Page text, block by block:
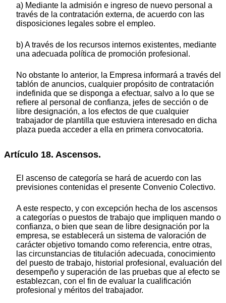
a) Mediante la admisión e ingreso de nuevo personal a
través de la contratación externa, de acuerdo con las
disposiciones legales sobre el empleo.
b) A través de los recursos internos existentes, mediante
una adecuada política de promoción profesional.
No obstante lo anterior, la Empresa informará a través del
tablón de anuncios, cualquier propósito de contratación
indefinida que se disponga a efectuar, salvo a lo que se
refiere al personal de confianza, jefes de sección o de
libre designación, a los efectos de que cualquier
trabajador de plantilla que estuviera interesado en dicha
plaza pueda acceder a ella en primera convocatoria.
Artículo 18. Ascensos.
El ascenso de categoría se hará de acuerdo con las
previsiones contenidas el presente Convenio Colectivo.
A este respecto, y con excepción hecha de los ascensos
a categorías o puestos de trabajo que impliquen mando o
confianza, o bien que sean de libre designación por la
empresa, se establecerá un sistema de valoración de
carácter objetivo tomando como referencia, entre otras,
las circunstancias de titulación adecuada, conocimiento
del puesto de trabajo, historial profesional, evaluación del
desempeño y superación de las pruebas que al efecto se
establezcan, con el fin de evaluar la cualificación
profesional y méritos del trabajador.